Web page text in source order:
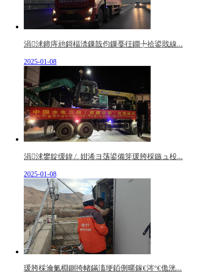
涓浗鍗庤兘鎶楅渿鏁戠伨鏁戞彺鐗╄祫鍙戝線...
2025-01-08
涓浗鐢靛缓鍏ㄥ姏浠ヨ荡鍙備笌瑗胯棌鏃ュ杸...
2025-01-08
瑗胯棌瀹氭棩鍘挎帾鏋滀埂銆侀暱鎵€涔°€佹洸...